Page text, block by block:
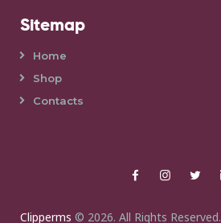
Sitemap
Home
Shop
Contacts
Clipperms © 2026. All Rights Reserved.